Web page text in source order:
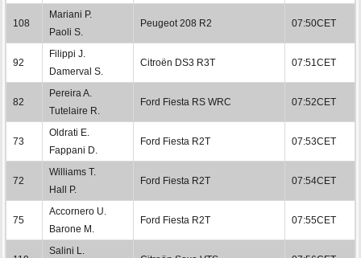
108
Mariani P.
Paoli S.
Peugeot 208 R2 07:50CET
92
Filippi J.
Damerval S.
Citroën DS3 R3T 07:51CET
82
Pereira A.
Tutelaire R.
Ford Fiesta RS WRC 07:52CET
73
Oldrati E.
Fappani D.
Ford Fiesta R2T 07:53CET
72
Williams T.
Hall P.
Ford Fiesta R2T 07:54CET
75
Accornero U.
Barone M.
Ford Fiesta R2T 07:55CET
Salini L.